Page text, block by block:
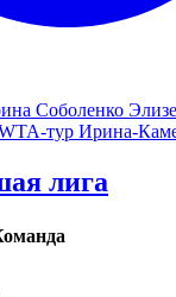
Соболенко
тур Ирина-
лига